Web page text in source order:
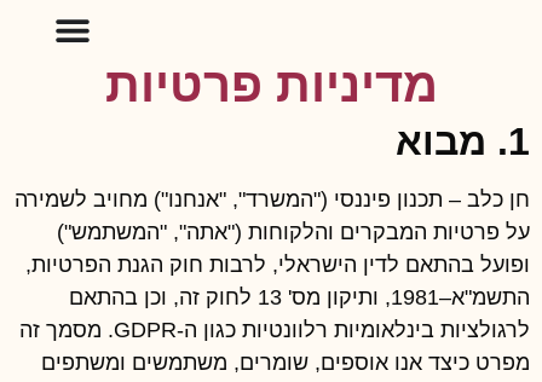
מדיניות פרטיות
1. מבוא
חן כלב – תכנון פיננסי ("המשרד", "אנחנו") מחויב לשמירה
על פרטיות המבקרים והלקוחות ("אתה", "המשתמש")
ופועל בהתאם לדין הישראלי, לרבות חוק הגנת הפרטיות,
התשמ"א–1981, ותיקון מס' 13 לחוק זה, וכן בהתאם
לרגולציות בינלאומיות רלוונטיות כגון ה-GDPR. מסמך זה
מפרט כיצד אנו אוספים, שומרים, משתמשים ומשתפים